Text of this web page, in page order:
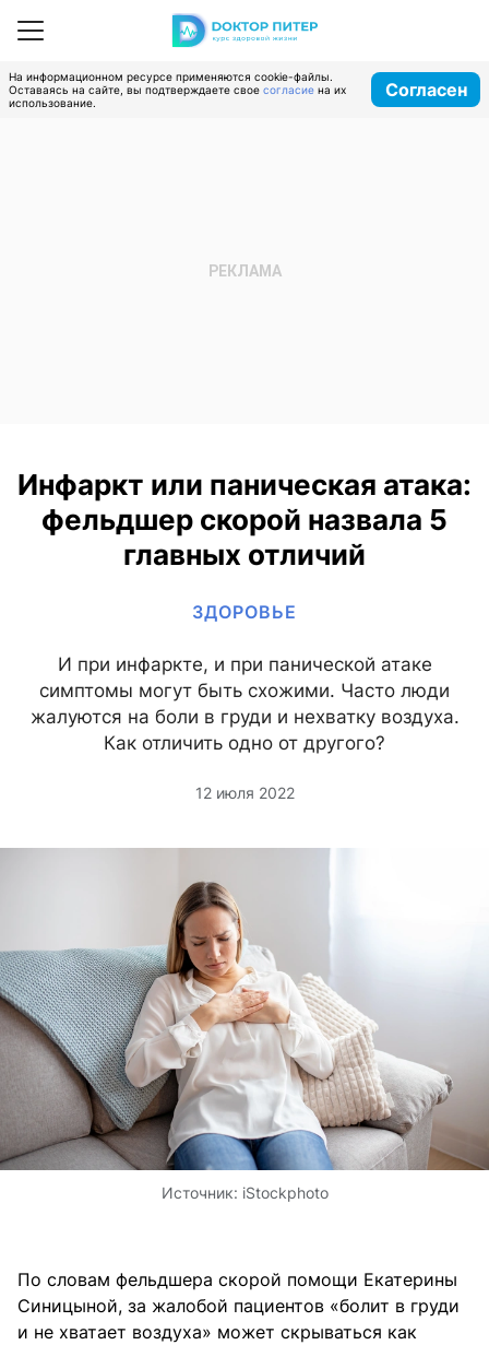
На информационном ресурсе применяются cookie-файлы.
Оставаясь на сайте, вы подтверждаете свое согласие на их
использование.
Согласен
Инфаркт или паническая атака:
фельдшер скорой назвала 5
главных отличий
ЗДОРОВЬЕ
И при инфаркте, и при панической атаке
симптомы могут быть схожими. Часто люди
жалуются на боли в груди и нехватку воздуха.
Как отличить одно от другого?
12 июля 2022
Источник: iStockphoto
По словам фельдшера скорой помощи Екатерины
Синицыной, за жалобой пациентов «болит в груди
и не хватает воздуха» может скрываться как